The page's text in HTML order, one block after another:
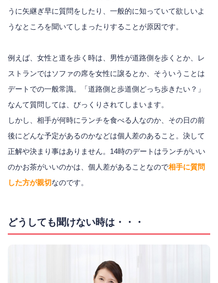
うに矢継ぎ早に質問をしたり、一般的に知っていて欲しいよ
うなところを聞いてしまったりすることが原因です。
例えば、女性と道を歩く時は、男性が道路側を歩くとか、レ
ストランではソファの席を女性に譲るとか、そういうことは
デートでの一般常識。「道路側と歩道側どっち歩きたい？」
なんて質問しては、びっくりされてしまいます。
しかし、相手が何時にランチを食べる人なのか、その日の前
後にどんな予定があるのかなどは個人差のあること。決して
正解や決まり事はありません。14時のデートはランチがいい
のかお茶がいいのかは、個人差があることなので相手に質問
した方が親切なのです。
どうしても聞けない時は・・・